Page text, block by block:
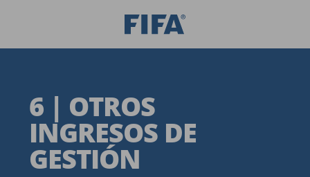
6 | OTROS
INGRESOS DE
GESTIÓN